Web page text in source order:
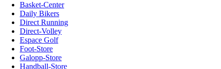
Basket-Center
Daily Bikers
Direct Running
Direct-Volley
Espace Golf
Foot-Store
Galopp-Store
Handball-Store